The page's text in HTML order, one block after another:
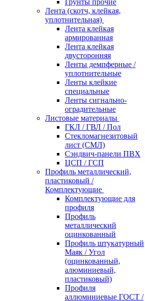
Грунты прочие
Лента (скотч, клейкая,
уплотнительная)
Лента клейкая
армированная
Лента клейкая
двусторонняя
Ленты демпферные /
уплотнительные
Ленты клейкие
специальные
Ленты сигнально-
оградительные
Листовые материалы
ГКЛ / ГВЛ / Пол
Стекломагнезитовый
лист (СМЛ)
Сэндвич-панели ПВХ
ЦСП / ГСП
Профиль металлический,
пластиковый /
Комплектующие
Комплектующие для
профиля
Профиль
металлический
оцинкованный
Профиль штукатурный
Маяк / Угол
(оцинкованный,
алюминиевый,
пластиковый)
Профиля
аллюминиевые ГОСТ /